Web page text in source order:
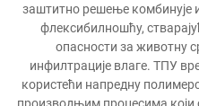
заштитно решење комбинује
флексибилношћу,
опасности за животну
инфилтрације влаге. ТПУ
користећи напредну